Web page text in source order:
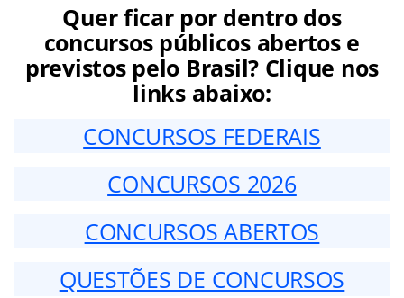
Quer ficar por dentro dos
concursos públicos abertos e
previstos pelo Brasil? Clique nos
links abaixo:
CONCURSOS FEDERAIS
CONCURSOS 2026
CONCURSOS ABERTOS
QUESTÕES DE CONCURSOS